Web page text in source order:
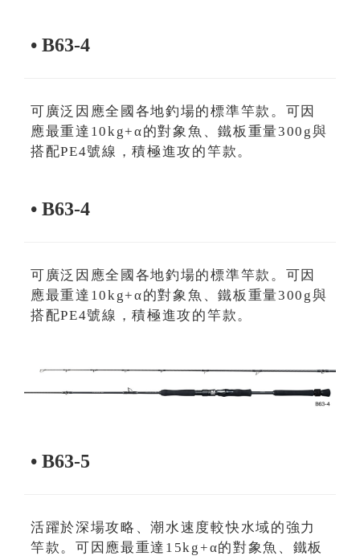
• B63-4
可廣泛因應全國各地釣場的標準竿款。可因
應最重達10kg+α的對象魚、鐵板重量300g與
搭配PE4號線，積極進攻的竿款。
• B63-4
可廣泛因應全國各地釣場的標準竿款。可因
應最重達10kg+α的對象魚、鐵板重量300g與
搭配PE4號線，積極進攻的竿款。
• B63-5
活躍於深場攻略、潮水速度較快水域的強力
竿款。可因應最重達15kg+α的對象魚、鐵板